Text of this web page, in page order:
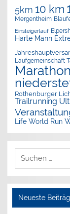
5km 10 km
Mergentheim
Einsteigerlauf
Harte Mann
Laufgemeinschaft
Marathon
Rothenburger
Trailrunning
Life World Run
Neueste